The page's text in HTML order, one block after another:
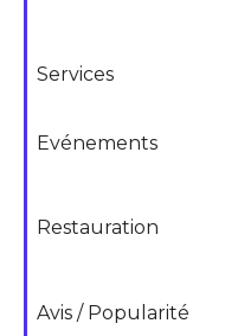
Services
Evénements
Restauration
Avis / Popularité